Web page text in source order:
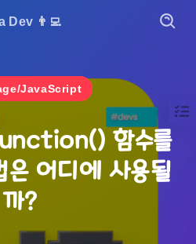
JavaScript
함수를
은 어디에 사용될
까?
Dev 👨‍💻